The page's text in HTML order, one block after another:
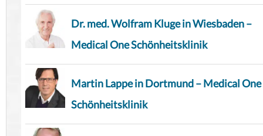
Dr. med. Wolfram Kluge in Wiesbaden –
Medical One Schönheitsklinik
Martin Lappe in Dortmund – Medical One
Schönheitsklinik